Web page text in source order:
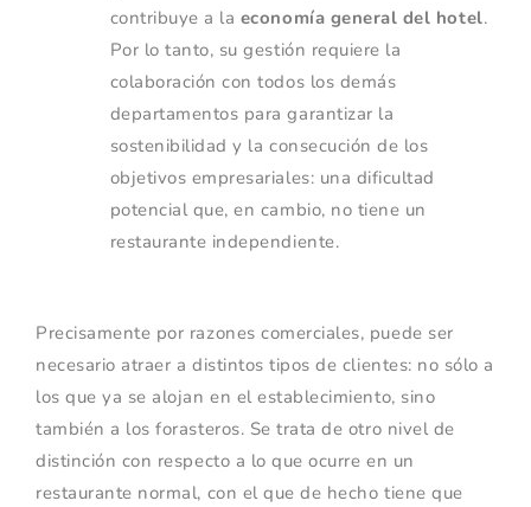
contribuye a la economía general del hotel.
Por lo tanto, su gestión requiere la
colaboración con todos los demás
departamentos para garantizar la
sostenibilidad y la consecución de los
objetivos empresariales: una dificultad
potencial que, en cambio, no tiene un
restaurante independiente.
Precisamente por razones comerciales, puede ser
necesario atraer a distintos tipos de clientes: no sólo a
los que ya se alojan en el establecimiento, sino
también a los forasteros. Se trata de otro nivel de
distinción con respecto a lo que ocurre en un
restaurante normal, con el que de hecho tiene que